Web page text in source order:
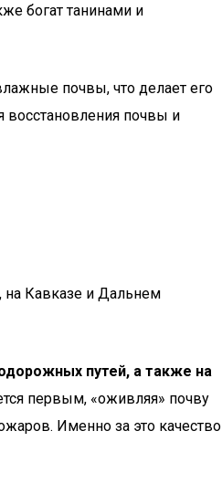
богат танинами и
почвы, что делает его
восстановления почвы и
на Кавказе и Дальнем
путей, а также на
первым, «оживляя» почву
Именно за это качество